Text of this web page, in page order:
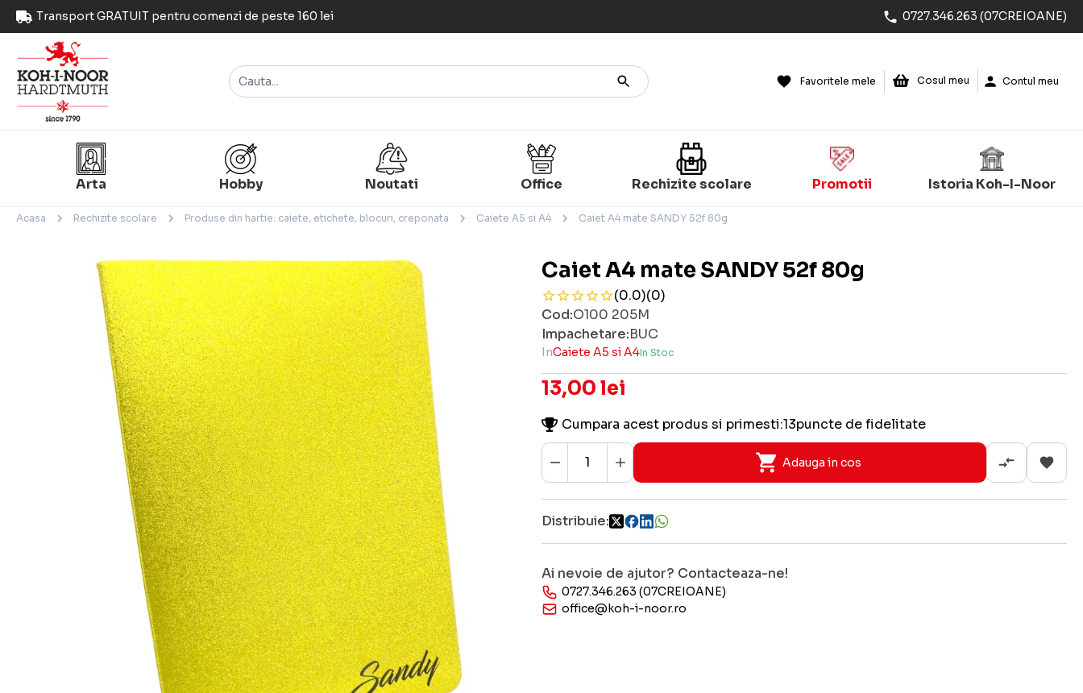
Transport GRATUIT pentru comenzi de peste 160 lei 0727.346.263 (07CREIOANE)
Favoritele mele Cosul meu Contul meu
Arta Hobby Noutati Office Rechizite scolare Promotii Istoria Koh-I-Noor
Acasa Rechizite scolare Produse din hartie: caiete, etichete, blocuri, creponata Caiete A5 si A4 Caiet A4 mate SANDY 52f 80g
Caiet A4 mate SANDY 52f 80g
(0.0)(0)
Cod:O100 205M
Impachetare:BUC
InCaiete A5 si A4In Stoc
13,00 lei
Cumpara acest produs si primesti:13puncte de fidelitate
Adauga in cos
Distribuie:
Ai nevoie de ajutor? Contacteaza-ne!
0727.346.263 (07CREIOANE)
office@koh-i-noor.ro